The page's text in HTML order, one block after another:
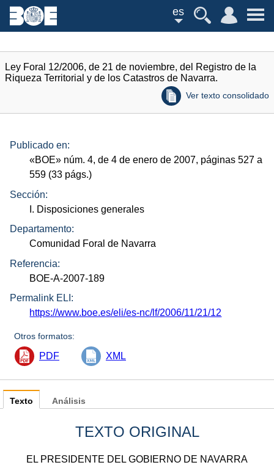
es
Ley Foral 12/2006, de 21 de noviembre, del Registro de la
Riqueza Territorial y de los Catastros de Navarra.
Ver texto consolidado
Publicado en:
«BOE» núm. 4, de 4 de enero de 2007, páginas 527 a
559 (33 págs.)
Sección:
I. Disposiciones generales
Departamento:
Comunidad Foral de Navarra
Referencia:
BOE-A-2007-189
Permalink ELI:
https://www.boe.es/eli/es-nc/lf/2006/11/21/12
Otros formatos:
PDF XML
Texto
TEXTO ORIGINAL
EL PRESIDENTE DEL GOBIERNO DE NAVARRA
Análisis